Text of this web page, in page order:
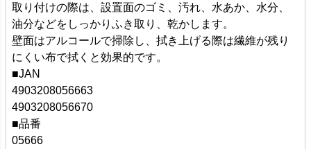
取り付けの際は、設置面のゴミ、汚れ、水あか、水分、
油分などをしっかりふき取り、乾かします。
壁面はアルコールで掃除し、拭き上げる際は繊維が残り
にくい布で拭くと効果的です。
■JAN
4903208056663
4903208056670
■品番
05666